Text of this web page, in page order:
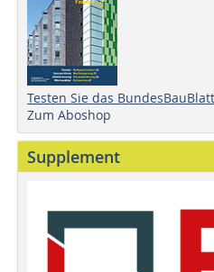
Testen Sie das
Zum Aboshop
Supplement